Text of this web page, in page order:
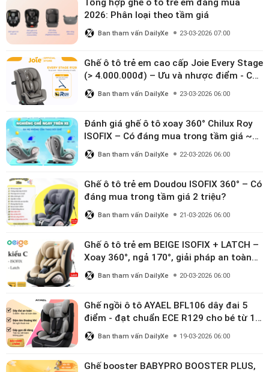
Tổng hợp ghế ô tô trẻ em đáng mua
2026: Phân loại theo tầm giá
Ban tham vấn DailyXe 23-03-2026 07:00
Ghế ô tô trẻ em cao cấp Joie Every Stage
(> 4.000.000đ) – Ưu và nhược điểm - Có
đáng đầu tư cho bé từ 0–12 tuổi?
Ban tham vấn DailyXe 23-03-2026 06:00
Đánh giá ghế ô tô xoay 360° Chilux Roy
ISOFIX – Có đáng mua trong tầm giá ~3
triệu
Ban tham vấn DailyXe 22-03-2026 06:00
Ghế ô tô trẻ em Doudou ISOFIX 360° – Có
đáng mua trong tầm giá 2 triệu?
Ban tham vấn DailyXe 21-03-2026 06:00
Ghế ô tô trẻ em BEIGE ISOFIX + LATCH –
Xoay 360°, ngả 170°, giải pháp an toàn
linh hoạt cho bé 0–10 tuổi
Ban tham vấn DailyXe 20-03-2026 06:00
Ghế ngồi ô tô AYAEL BFL106 dây đai 5
điểm - đạt chuẩn ECE R129 cho bé từ 1–
10 tuổi
Ban tham vấn DailyXe 19-03-2026 06:00
Ghế booster BABYPRO BOOSTER PLUS,